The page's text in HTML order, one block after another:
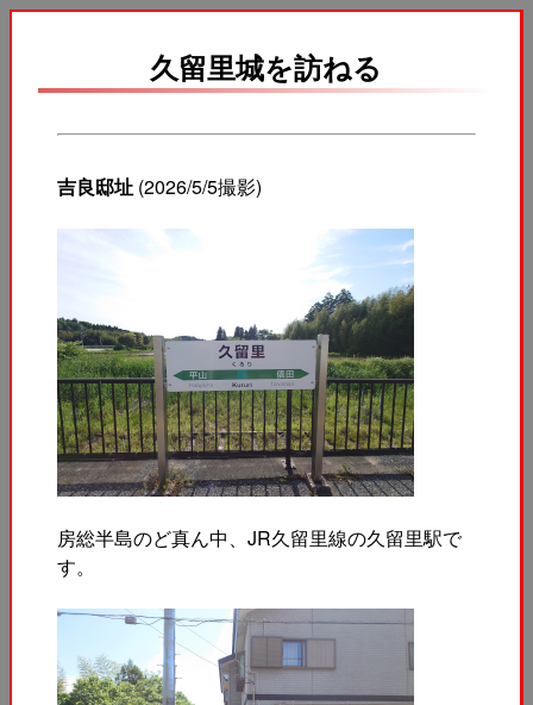
久留里城を訪ねる
吉良邸址(2026/5/5撮影)
房総半島のど真ん中、JR久留里線の久留里駅で
す。